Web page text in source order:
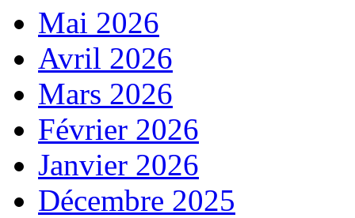
Mai 2026
Avril 2026
Mars 2026
Février 2026
Janvier 2026
Décembre 2025